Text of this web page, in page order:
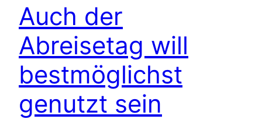
Auch der
Abreisetag will
bestmöglichst
genutzt sein